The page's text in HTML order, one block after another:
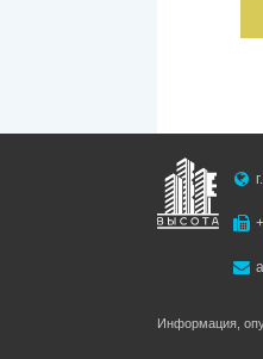
Номер
Информация,